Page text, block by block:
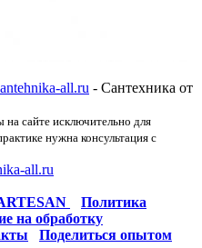
all.ru - Сантехника от
на сайте исключительно для
нужна консультация с
all.ru
Политика
на обработку
Поделиться опытом